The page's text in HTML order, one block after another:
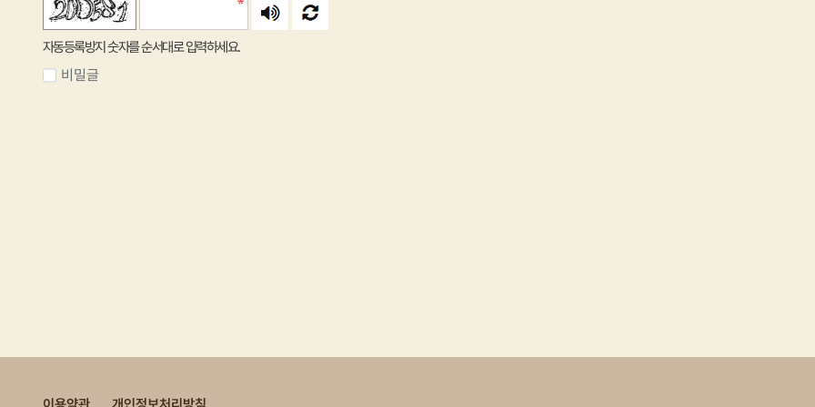
자동등록방지 숫자를 순서대로 입력하세요.
비밀글